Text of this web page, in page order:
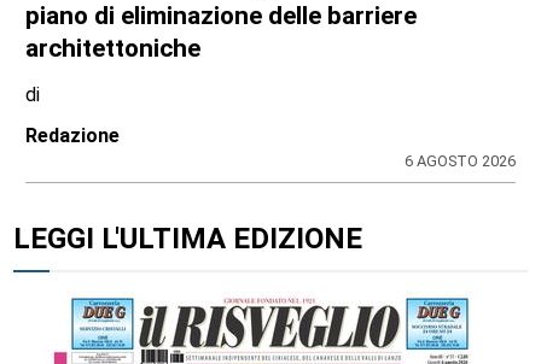
piano di eliminazione delle barriere
architettoniche
di
Redazione
6 AGOSTO 2026
LEGGI L'ULTIMA EDIZIONE